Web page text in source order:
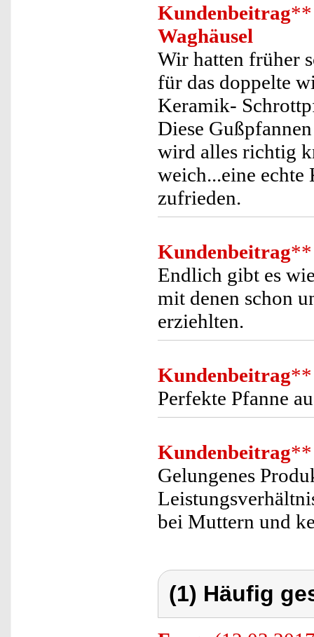
Kundenbeitrag**
Waghäusel
Wir hatten früher
für das doppelte
Keramik-
Diese
wird alles richtig
weich...eine
zufrieden.
Kundenbeitrag**
Endlich gibt es
mit denen schon
erziehlten.
Kundenbeitrag**
Perfekte Pfanne
Kundenbeitrag**
Gelungenes
bei Muttern und
(1) Häufig